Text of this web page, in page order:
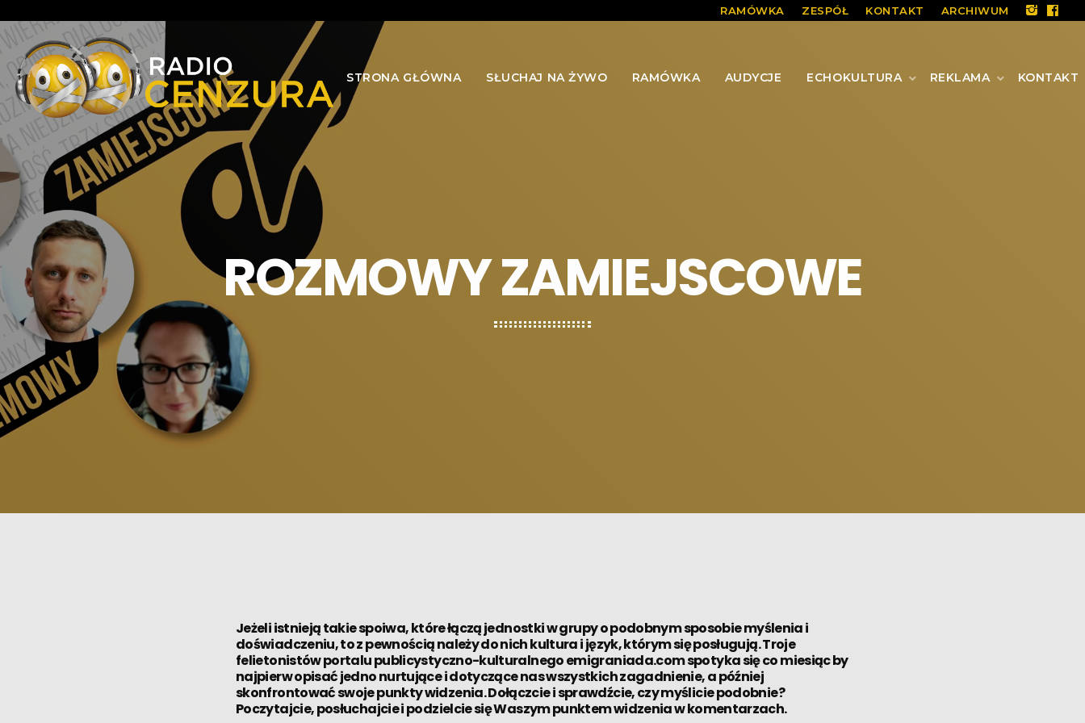
RAMÓWKA ZESPÓŁ KONTAKT ARCHIWUM
STRONA GŁÓWNA SŁUCHAJ NA ŻYWO RAMÓWKA AUDYCJE ECHOKULTURA REKLAMA KONTAKT
ROZMOWY ZAMIEJSCOWE
Jeżeli istnieją takie spoiwa, które łączą jednostki w grupy o podobnym sposobie myślenia i
doświadczeniu, to z pewnością należy do nich kultura i język, którym się posługują. Troje
felietonistów portalu publicystyczno-kulturalnego emigraniada.com spotyka się co miesiąc by
najpierw opisać jedno nurtujące i dotyczące nas wszystkich zagadnienie, a później
skonfrontować swoje punkty widzenia. Dołączcie i sprawdźcie, czy myślicie podobnie?
Poczytajcie, posłuchajcie i podzielcie się Waszym punktem widzenia w komentarzach.